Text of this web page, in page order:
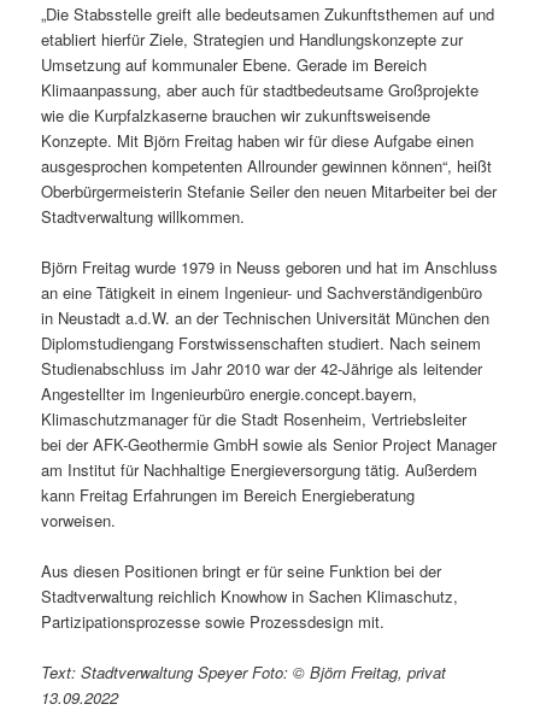
„Die Stabsstelle greift alle bedeutsamen Zukunftsthemen auf und
etabliert hierfür Ziele, Strategien und Handlungskonzepte zur
Umsetzung auf kommunaler Ebene. Gerade im Bereich
Klimaanpassung, aber auch für stadtbedeutsame Großprojekte
wie die Kurpfalzkaserne brauchen wir zukunftsweisende
Konzepte. Mit Björn Freitag haben wir für diese Aufgabe einen
ausgesprochen kompetenten Allrounder gewinnen können“, heißt
Oberbürgermeisterin Stefanie Seiler den neuen Mitarbeiter bei der
Stadtverwaltung willkommen.
Björn Freitag wurde 1979 in Neuss geboren und hat im Anschluss
an eine Tätigkeit in einem Ingenieur- und Sachverständigenbüro
in Neustadt a.d.W. an der Technischen Universität München den
Diplomstudiengang Forstwissenschaften studiert. Nach seinem
Studienabschluss im Jahr 2010 war der 42-Jährige als leitender
Angestellter im Ingenieurbüro energie.concept.bayern,
Klimaschutzmanager für die Stadt Rosenheim, Vertriebsleiter
bei der AFK-Geothermie GmbH sowie als Senior Project Manager
am Institut für Nachhaltige Energieversorgung tätig. Außerdem
kann Freitag Erfahrungen im Bereich Energieberatung
vorweisen.
Aus diesen Positionen bringt er für seine Funktion bei der
Stadtverwaltung reichlich Knowhow in Sachen Klimaschutz,
Partizipationsprozesse sowie Prozessdesign mit.
Text: Stadtverwaltung Speyer Foto: © Björn Freitag, privat
13.09.2022